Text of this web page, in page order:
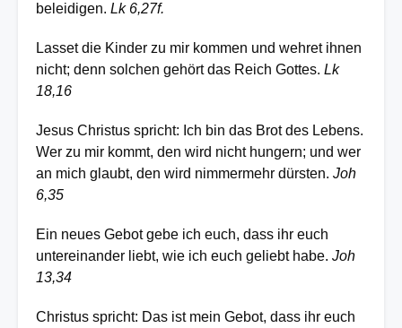
beleidigen. Lk 6,27f.
Lasset die Kinder zu mir kommen und wehret ihnen
nicht; denn solchen gehört das Reich Gottes. Lk
18,16
Jesus Christus spricht: Ich bin das Brot des Lebens.
Wer zu mir kommt, den wird nicht hungern; und wer
an mich glaubt, den wird nimmermehr dürsten. Joh
6,35
Ein neues Gebot gebe ich euch, dass ihr euch
untereinander liebt, wie ich euch geliebt habe. Joh
13,34
Christus spricht: Das ist mein Gebot, dass ihr euch